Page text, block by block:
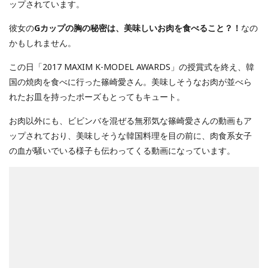
ップされています。
彼女のGカップの胸の秘密は、美味しいお肉を食べること？！ なの
かもしれません。
この日「2017 MAXIM K-MODEL AWARDS」の授賞式を終え、韓
国の焼肉を食べに行った篠崎愛さん。美味しそうなお肉が並べら
れたお皿を持ったポーズもとってもキュート。
お肉以外にも、ビビンバを混ぜる無邪気な篠崎愛さんの動画もア
ップされており、美味しそうな韓国料理を目の前に、肉食系女子
の血が騒いでいる様子も伝わってくる動画になっています。